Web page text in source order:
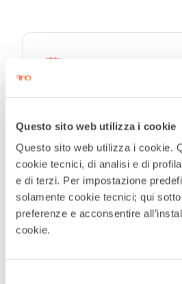
Questo sito web utilizza i cookie
Questo sito web utilizza i cookie.
cookie tecnici, di analisi e di
e di terzi. Per impostazione
solamente cookie tecnici; qui
preferenze e acconsentire
cookie.
ORA
20:30
MAGGIORI